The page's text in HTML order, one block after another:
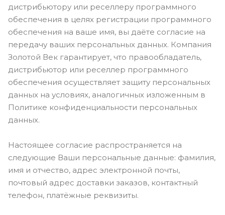
дистрибьютору или реселлеру программного
обеспечения в целях регистрации программного
обеспечения на ваше имя, вы даёте согласие на
передачу ваших персональных данных. Компания
Золотой Век гарантирует, что правообладатель,
дистрибьютор или реселлер программного
обеспечения осуществляет защиту персональных
данных на условиях, аналогичных изложенным в
Политике конфиденциальности персональных
данных.
Настоящее согласие распространяется на
следующие Ваши персональные данные: фамилия,
имя и отчество, адрес электронной почты,
почтовый адрес доставки заказов, контактный
телефон, платёжные реквизиты.